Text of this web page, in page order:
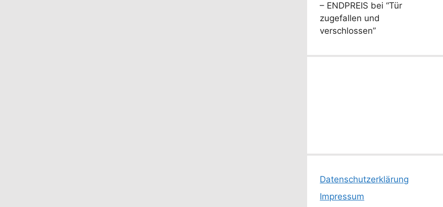
– ENDPREIS bei “Tür
zugefallen und
verschlossen”
Datenschutzerklärung
Impressum